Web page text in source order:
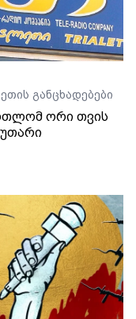
განცხადებები
ორი თვის